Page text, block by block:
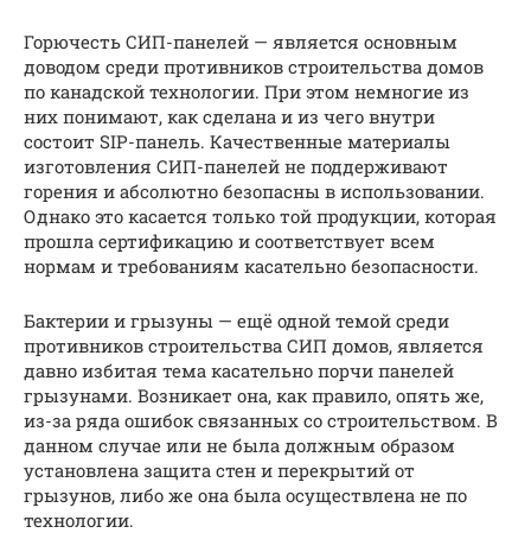
Горючесть СИП-панелей — является основным
доводом среди противников строительства домов
по канадской технологии. При этом немногие из
них понимают, как сделана и из чего внутри
состоит SIP-панель. Качественные материалы
изготовления СИП-панелей не поддерживают
горения и абсолютно безопасны в использовании.
Однако это касается только той продукции, которая
прошла сертификацию и соответствует всем
нормам и требованиям касательно безопасности.
Бактерии и грызуны — ещё одной темой среди
противников строительства СИП домов, является
давно избитая тема касательно порчи панелей
грызунами. Возникает она, как правило, опять же,
из-за ряда ошибок связанных со строительством. В
данном случае или не была должным образом
установлена защита стен и перекрытий от
грызунов, либо же она была осуществлена не по
технологии.